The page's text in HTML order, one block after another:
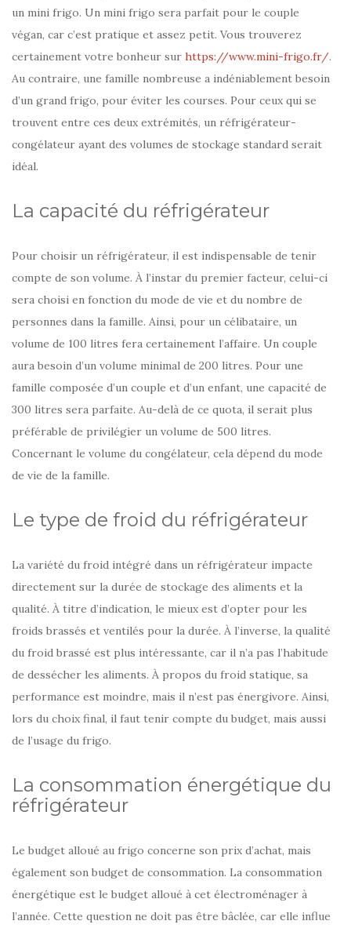
un mini frigo. Un mini frigo sera parfait pour le couple
végan, car c’est pratique et assez petit. Vous trouverez
certainement votre bonheur sur https://www.mini-frigo.fr/.
Au contraire, une famille nombreuse a indéniablement besoin
d’un grand frigo, pour éviter les courses. Pour ceux qui se
trouvent entre ces deux extrémités, un réfrigérateur-
congélateur ayant des volumes de stockage standard serait
idéal.
La capacité du réfrigérateur
Pour choisir un réfrigérateur, il est indispensable de tenir
compte de son volume. À l’instar du premier facteur, celui-ci
sera choisi en fonction du mode de vie et du nombre de
personnes dans la famille. Ainsi, pour un célibataire, un
volume de 100 litres fera certainement l’affaire. Un couple
aura besoin d’un volume minimal de 200 litres. Pour une
famille composée d’un couple et d’un enfant, une capacité de
300 litres sera parfaite. Au-delà de ce quota, il serait plus
préférable de privilégier un volume de 500 litres.
Concernant le volume du congélateur, cela dépend du mode
de vie de la famille.
Le type de froid du réfrigérateur
La variété du froid intégré dans un réfrigérateur impacte
directement sur la durée de stockage des aliments et la
qualité. À titre d’indication, le mieux est d’opter pour les
froids brassés et ventilés pour la durée. À l’inverse, la qualité
du froid brassé est plus intéressante, car il n’a pas l’habitude
de dessécher les aliments. À propos du froid statique, sa
performance est moindre, mais il n’est pas énergivore. Ainsi,
lors du choix final, il faut tenir compte du budget, mais aussi
de l’usage du frigo.
La consommation énergétique du
réfrigérateur
Le budget alloué au frigo concerne son prix d’achat, mais
également son budget de consommation. La consommation
énergétique est le budget alloué à cet électroménager à
l’année. Cette question ne doit pas être bâclée, car elle influe